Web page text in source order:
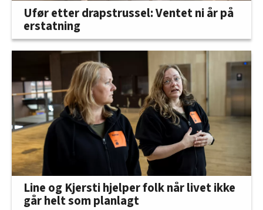
Ufør etter drapstrussel: Ventet ni år på
erstatning
Line og Kjersti hjelper folk når livet ikke
går helt som planlagt